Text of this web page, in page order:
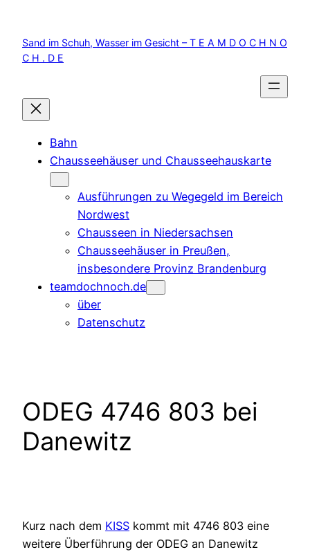
springen
Sand im Schuh, Wasser im Gesicht – T E A M D O C H N O
C H . D E
Bahn
Chausseehäuser und Chausseehauskarte
Ausführungen zu Wegegeld im Bereich
Nordwest
Chausseen in Niedersachsen
Chausseehäuser in Preußen,
insbesondere Provinz Brandenburg
teamdochnoch.de
über
Datenschutz
ODEG 4746 803 bei
Danewitz
Kurz nach dem KISS kommt mit 4746 803 eine
weitere Überführung der ODEG an Danewitz